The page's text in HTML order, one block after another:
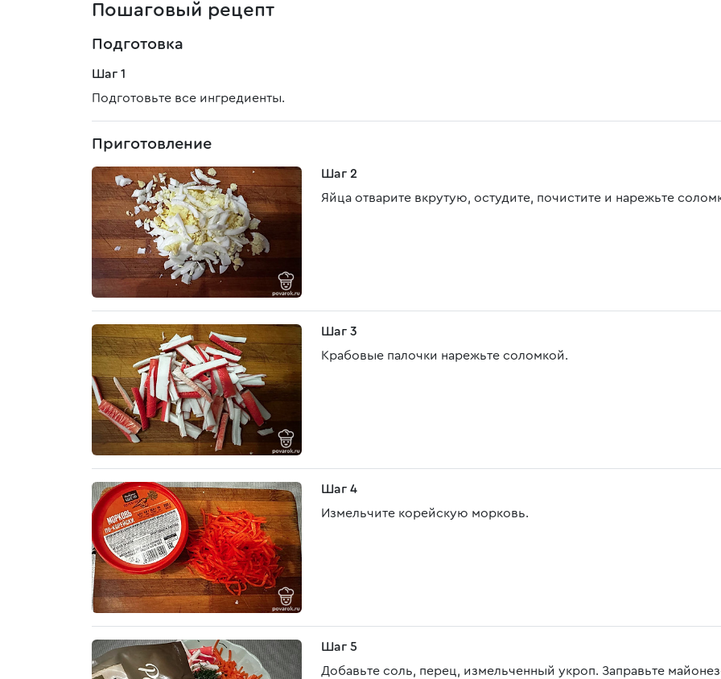
Пошаговый рецепт
Подготовка
Шаг 1
Подготовьте все ингредиенты.
Приготовление
Шаг 2
Яйца отварите вкрутую, остудите, почистите и нарежьте
Шаг 3
Крабовые палочки нарежьте соломкой.
Шаг 4
Измельчите корейскую морковь.
Шаг 5
Добавьте соль, перец, измельченный укроп. Заправьте